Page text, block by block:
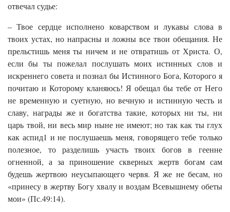
отвечал судье:
– Твое сердце исполнено коварством и лукавы слова в
твоих устах, но напрасны и ложны все твои обещания. Не
прельстишь меня ты ничем и не отвратишь от Христа. О,
если бы ты пожелал послушать моих истинных слов и
искреннего совета и познал бы Истинного Бога, Которого я
почитаю и Которому кланяюсь! Я обещал бы тебе от Него
не временную и суетную, но вечную и истинную честь и
славу, награды же и богатства такие, которых ни ты, ни
царь твой, ни весь мир ныне не имеют; но так как ты глух
как аспид1 и не послушаешь меня, говорящего тебе только
полезное, то разделишь участь твоих богов в геенне
огненной, а за приношение скверных жертв богам сам
будешь жертвою неусыпающего червя. Я же не бесам, но
«принесу в жертву Богу хвалу и воздам Всевышнему обеты
мои» (Пс.49:14).